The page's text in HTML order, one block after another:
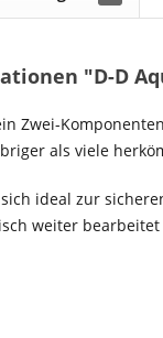
"D-D
Zwei-
als viele
ideal zur
weiter